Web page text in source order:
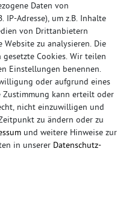
- Alle Rechte vorbehalten.
und zzgl. Versandkosten
Komplettanlagen,
Fächerkrümmer,
und Auspuffzubehör.
EISENMANN, ULTER
Daten von
IP-Adresse), um z.B. Inhalte
von Drittanbietern
zu analysieren. Die
Cookies. Wir teilen
Einstellungen benennen.
oder aufgrund eines
Zustimmung kann erteilt oder
nicht einzuwilligen und
zu ändern oder zu
und weitere Hinweise zur
in unserer Daten­schutz­